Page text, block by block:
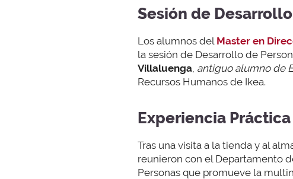
Sesión de
Los alumnos del Master en
la sesión de Desarrollo de
Villaluenga antiguo alumno de
Recursos Humanos de Ikea.
Experiencia Práctica
Tras una visita a la tienda y al
reunieron con el Departamento
Personas que promueve la